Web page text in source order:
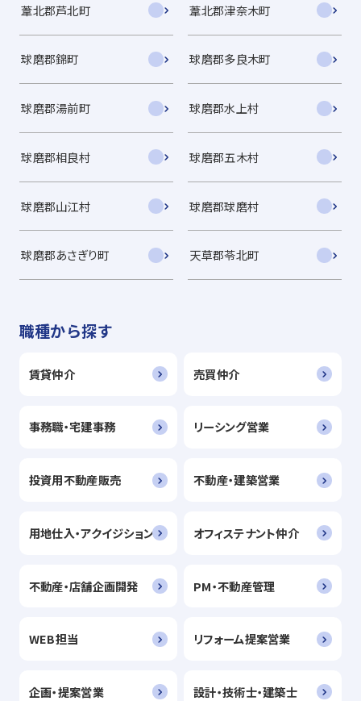
葦北郡芦北町 葦北郡津奈木町
球磨郡錦町 球磨郡多良木町
球磨郡湯前町 球磨郡水上村
球磨郡相良村 球磨郡五木村
球磨郡山江村 球磨郡球磨村
球磨郡あさぎり町 天草郡苓北町
職種から探す
賃貸仲介 売買仲介
事務職・宅建事務 リーシング営業
投資用不動産販売 不動産・建築営業
用地仕入・アクイジション オフィステナント仲介
不動産・店舗企画開発 PM・不動産管理
WEB担当 リフォーム提案営業
企画・提案営業 設計・技術士・建築士